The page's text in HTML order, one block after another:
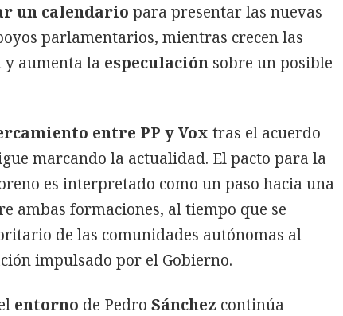
un calendario para presentar las nuevas
parlamentarios, mientras crecen las
aumenta la especulación sobre un posible
entre PP y Vox tras el acuerdo
marcando la actualidad. El pacto para la
es interpretado como un paso hacia una
ambas formaciones, al tiempo que se
de las comunidades autónomas al
impulsado por el Gobierno.
entorno de Pedro Sánchez continúa